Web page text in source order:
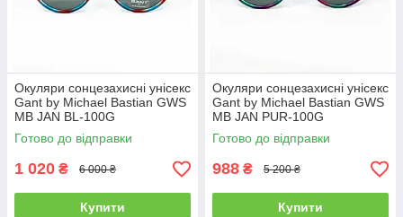
Окуляри сонцезахисні унісекс
Gant by Michael Bastian GWS
MB JAN BL-100G
Готово до відправки
1 020 ₴ 6 000 ₴
Купити
Окуляри сонцезахисні унісекс
Gant by Michael Bastian GWS
MB JAN PUR-100G
Готово до відправки
988 ₴ 5 200 ₴
Купити